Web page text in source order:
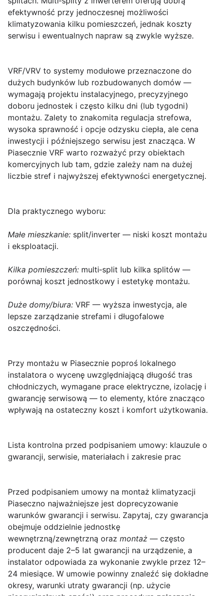
efektywność przy jednoczesnej możliwości
klimatyzowania kilku pomieszczeń, jednak koszty
serwisu i ewentualnych napraw są zwykle wyższe.
VRF/VRV to systemy modułowe przeznaczone do
dużych budynków lub rozbudowanych domów —
wymagają projektu instalacyjnego, precyzyjnego
doboru jednostek i często kilku dni (lub tygodni)
montażu. Zalety to znakomita regulacja strefowa,
wysoka sprawność i opcje odzysku ciepła, ale cena
inwestycji i późniejszego serwisu jest znacząca. W
Piasecznie VRF warto rozważyć przy obiektach
komercyjnych lub tam, gdzie zależy nam na dużej
liczbie stref i najwyższej efektywności energetycznej.
Dla praktycznego wyboru:
Małe mieszkanie: split/inverter — niski koszt montażu
i eksploatacji.
Kilka pomieszczeń: multi‑split lub kilka splitów —
porównaj koszt jednostkowy i estetykę montażu.
Duże domy/biura: VRF — wyższa inwestycja, ale
lepsze zarządzanie strefami i długofalowe
oszczędności.
Przy montażu w Piasecznie poproś lokalnego
instalatora o wycenę uwzględniającą długość tras
chłodniczych, wymagane prace elektryczne, izolację i
gwarancję serwisową — to elementy, które znacząco
wpływają na ostateczny koszt i komfort użytkowania.
Lista kontrolna przed podpisaniem umowy: klauzule o
gwarancji, serwisie, materiałach i zakresie prac
Przed podpisaniem umowy na montaż klimatyzacji
Piaseczno najważniejsze jest doprecyzowanie
warunków gwarancji i serwisu. Zapytaj, czy gwarancja
obejmuje oddzielnie jednostkę
wewnętrzną/zewnętrzną oraz montaż — często
producent daje 2–5 lat gwarancji na urządzenie, a
instalator odpowiada za wykonanie zwykle przez 12–
24 miesiące. W umowie powinny znaleźć się dokładne
okresy, warunki utraty gwarancji (np. użycie